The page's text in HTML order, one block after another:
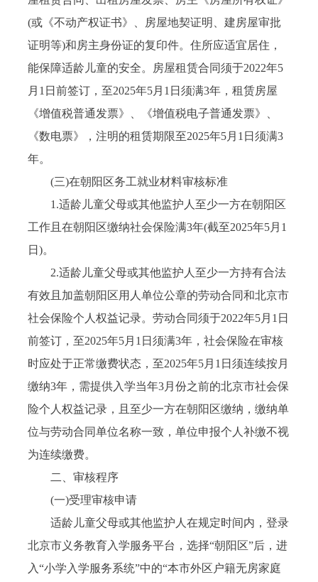
(或《不动产权证书》、房屋地契证明、建房屋审批
证明等)和房主身份证的复印件。住所应适宜居住，
能保障适龄儿童的安全。房屋租赁合同须于2022年5
月1日前签订，至2025年5月1日须满3年，租赁房屋
《增值税普通发票》、《增值税电子普通发票》、
《数电票》，注明的租赁期限至2025年5月1日须满3
年。
(三)在朝阳区务工就业材料审核标准
1.适龄儿童父母或其他监护人至少一方在朝阳区
工作且在朝阳区缴纳社会保险满3年(截至2025年5月1
日)。
2.适龄儿童父母或其他监护人至少一方持有合法
有效且加盖朝阳区用人单位公章的劳动合同和北京市
社会保险个人权益记录。劳动合同须于2022年5月1日
前签订，至2025年5月1日须满3年，社会保险在审核
时应处于正常缴费状态，至2025年5月1日须连续按月
缴纳3年，需提供入学当年3月份之前的北京市社会保
险个人权益记录，且至少一方在朝阳区缴纳，缴纳单
位与劳动合同单位名称一致，单位申报个人补缴不视
为连续缴费。
二、审核程序
(一)受理审核申请
适龄儿童父母或其他监护人在规定时间内，登录
北京市义务教育入学服务平台，选择“朝阳区”后，进
入“小学入学服务系统”中的“本市外区户籍无房家庭